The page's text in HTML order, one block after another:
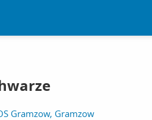
Gramzow, Gramzow